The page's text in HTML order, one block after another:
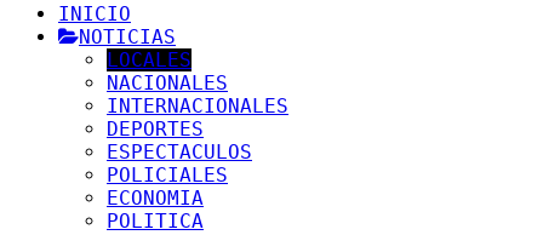
INICIO
NOTICIAS
LOCALES
NACIONALES
INTERNACIONALES
DEPORTES
ESPECTACULOS
POLICIALES
ECONOMIA
POLITICA